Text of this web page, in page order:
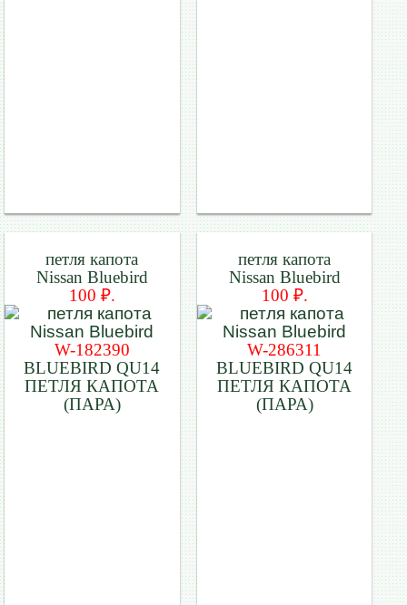
петля капота
Nissan Bluebird
100 ₽.
W-182390
BLUEBIRD QU14
ПЕТЛЯ КАПОТА
(ПАРА)
петля капота
Nissan Bluebird
100 ₽.
W-286311
BLUEBIRD QU14
ПЕТЛЯ КАПОТА
(ПАРА)